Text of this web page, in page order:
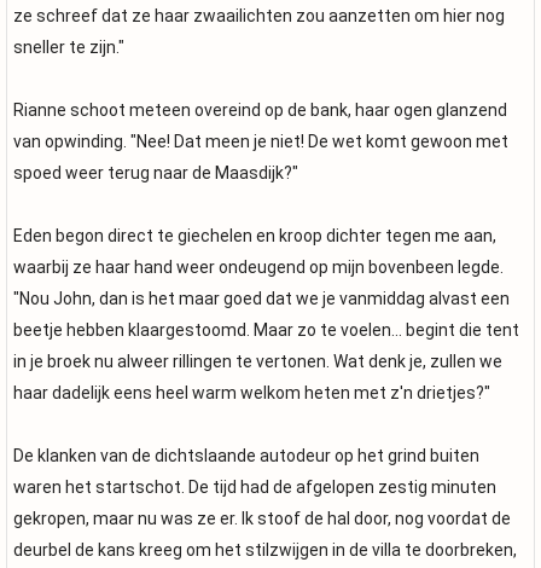
ze schreef dat ze haar zwaailichten zou aanzetten om hier nog
sneller te zijn."
Rianne schoot meteen overeind op de bank, haar ogen glanzend
van opwinding. "Nee! Dat meen je niet! De wet komt gewoon met
spoed weer terug naar de Maasdijk?"
Eden begon direct te giechelen en kroop dichter tegen me aan,
waarbij ze haar hand weer ondeugend op mijn bovenbeen legde.
"Nou John, dan is het maar goed dat we je vanmiddag alvast een
beetje hebben klaargestoomd. Maar zo te voelen... begint die tent
in je broek nu alweer rillingen te vertonen. Wat denk je, zullen we
haar dadelijk eens heel warm welkom heten met z'n drietjes?"
De klanken van de dichtslaande autodeur op het grind buiten
waren het startschot. De tijd had de afgelopen zestig minuten
gekropen, maar nu was ze er. Ik stoof de hal door, nog voordat de
deurbel de kans kreeg om het stilzwijgen in de villa te doorbreken,